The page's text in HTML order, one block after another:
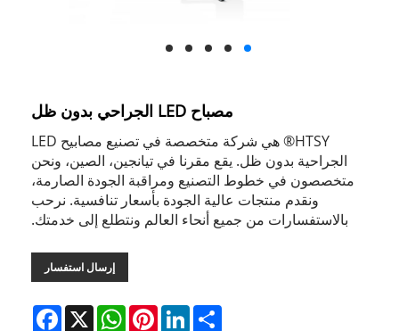
مصباح LED الجراحي بدون ظل
HTSY® هي شركة متخصصة في تصنيع مصابيح LED
الجراحية بدون ظل. يقع مقرنا في تيانجين، الصين، ونحن
متخصصون في خطوط التصنيع ومراقبة الجودة الصارمة،
ونقدم منتجات عالية الجودة بأسعار تنافسية. نرحب
بالاستفسارات من جميع أنحاء العالم ونتطلع إلى خدمتك.
إرسال استفسار
Facebook X
WhatsAppPinterestLinkedInShare